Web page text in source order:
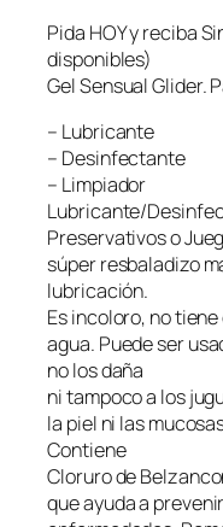
Pida HOY y reciba
disponibles)
Gel Sensual Glider.
– Lubricante
– Desinfectante
– Limpiador
Lubricante/
Preservativos o
súper resbaladizo
lubricación.
Es incoloro, no
agua. Puede ser
no los daña
ni tampoco a los
la piel ni las
Contiene
Cloruro de
que ayuda a